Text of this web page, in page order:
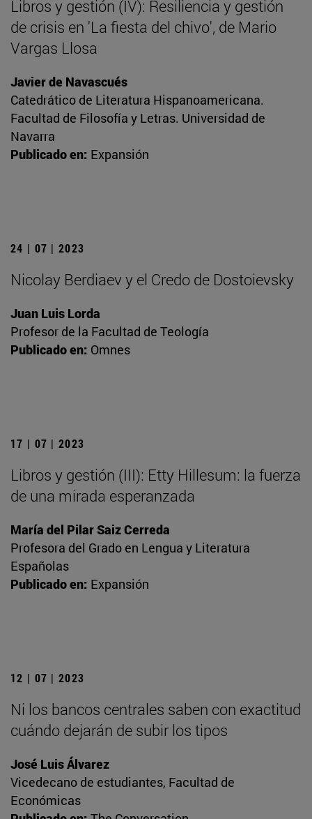
Libros y gestión (IV): Resiliencia y gestión
de crisis en 'La fiesta del chivo', de Mario
Vargas Llosa
Javier de Navascués
Catedrático de Literatura Hispanoamericana.
Facultad de Filosofía y Letras. Universidad de
Navarra
Publicado en: Expansión
24 | 07 | 2023
Nicolay Berdiaev y el Credo de Dostoievsky
Juan Luis Lorda
Profesor de la Facultad de Teología
Publicado en: Omnes
17 | 07 | 2023
Libros y gestión (III): Etty Hillesum: la fuerza
de una mirada esperanzada
María del Pilar Saiz Cerreda
Profesora del Grado en Lengua y Literatura
Españolas
Publicado en: Expansión
12 | 07 | 2023
Ni los bancos centrales saben con exactitud
cuándo dejarán de subir los tipos
José Luis Álvarez
Vicedecano de estudiantes, Facultad de
Económicas